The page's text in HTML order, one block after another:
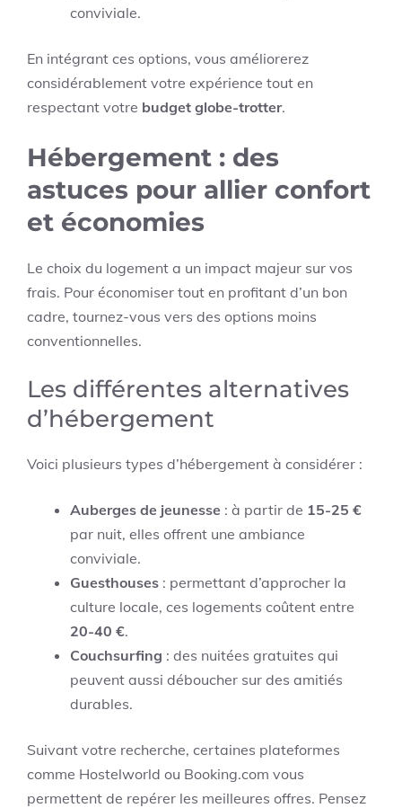
conviviale.
En intégrant ces options, vous améliorerez
considérablement votre expérience tout en
respectant votre budget globe-trotter.
Hébergement : des
astuces pour allier confort
et économies
Le choix du logement a un impact majeur sur vos
frais. Pour économiser tout en profitant d’un bon
cadre, tournez-vous vers des options moins
conventionnelles.
Les différentes alternatives
d’hébergement
Voici plusieurs types d’hébergement à considérer :
Auberges de jeunesse : à partir de 15-25 €
par nuit, elles offrent une ambiance
conviviale.
Guesthouses : permettant d’approcher la
culture locale, ces logements coûtent entre
20-40 €.
Couchsurfing : des nuitées gratuites qui
peuvent aussi déboucher sur des amitiés
durables.
Suivant votre recherche, certaines plateformes
comme Hostelworld ou Booking.com vous
permettent de repérer les meilleures offres. Pensez